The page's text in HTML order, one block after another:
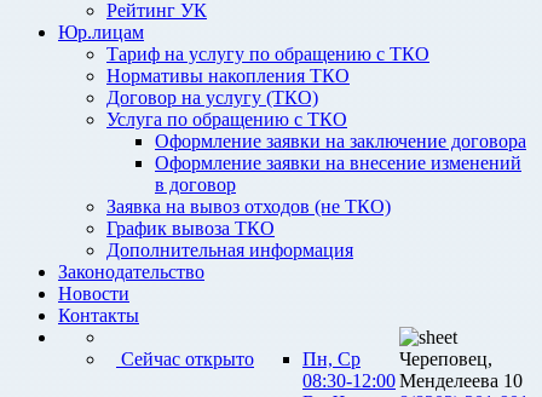
Рейтинг УК
Юр.лицам
Тариф на услугу по обращению с ТКО
Нормативы накопления ТКО
Договор на услугу (ТКО)
Услуга по обращению с ТКО
Оформление заявки на заключение договора
Оформление заявки на внесение изменений
в договор
Заявка на вывоз отходов (не ТКО)
График вывоза ТКО
Дополнительная информация
Законодательство
Новости
Контакты
Сейчас открыто
Пн, Ср
08:30-12:00
Череповец,
Менделеева 10